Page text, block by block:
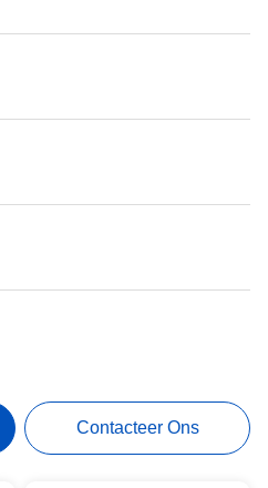
Contacteer Ons